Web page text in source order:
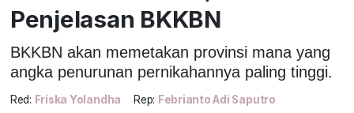
Penjelasan BKKBN
BKKBN akan memetakan provinsi mana yang
angka penurunan pernikahannya paling tinggi.
Red: Friska Yolandha Rep: Febrianto Adi Saputro